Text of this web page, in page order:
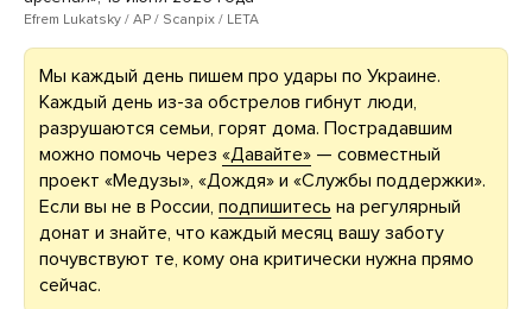
Efrem Lukatsky / AP / Scanpix / LETA
Мы каждый день пишем про удары по Украине.
Каждый день из-за обстрелов гибнут люди,
разрушаются семьи, горят дома. Пострадавшим
можно помочь через «Давайте» — совместный
проект «Медузы», «Дождя» и «Службы поддержки».
Если вы не в России, подпишитесь на регулярный
донат и знайте, что каждый месяц вашу заботу
почувствуют те, кому она критически нужна прямо
сейчас.